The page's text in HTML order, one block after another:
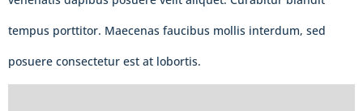
tempus porttitor. Maecenas faucibus mollis interdum, sed
posuere consectetur est at lobortis.